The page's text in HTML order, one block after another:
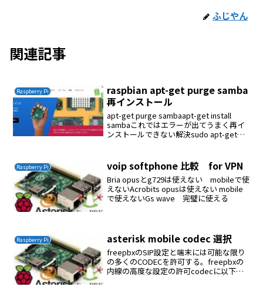
ふじやん
関連記事
Raspberry Pi
raspbian apt-get purge samba
再インストール
apt-get purge sambaapt-get install
sambaこれではエラーが出てうまく再イ
ンストールできない解決sudo apt-get
Raspberry Pi voip softphone 比較 for VPN
Bria opusとg729は使えない mobileで使
えないAcrobits opusは使えない mobile
で使えないGs wave 完璧に使える
Raspberry Pi asterisk mobile codec 選択
freepbxのSIP設定と端末には可能な限り
の多くのCODECを許可する。freepbxの
内線の高度な設定の許可codecに以下を